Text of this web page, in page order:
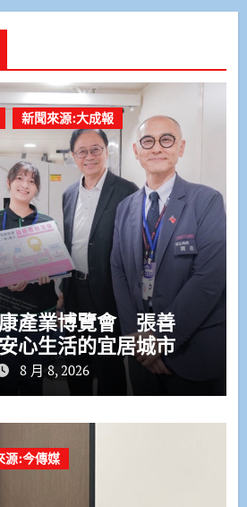
新聞來源:大成報
產業博覽會 張善
心生活的宜居城市
8 月 8, 2026
源:今傳媒